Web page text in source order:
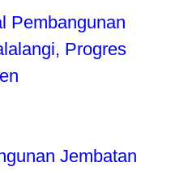
Pembangunan
Progres
Jembatan